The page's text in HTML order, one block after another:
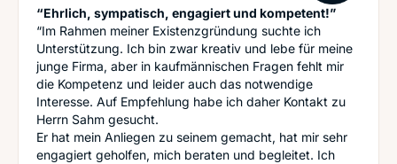
“Ehrlich, sympatisch, engagiert und kompetent!”
“Im Rahmen meiner Existenzgründung suchte ich
Unterstützung. Ich bin zwar kreativ und lebe für meine
junge Firma, aber in kaufmännischen Fragen fehlt mir
die Kompetenz und leider auch das notwendige
Interesse. Auf Empfehlung habe ich daher Kontakt zu
Herrn Sahm gesucht.
Er hat mein Anliegen zu seinem gemacht, hat mir sehr
engagiert geholfen, mich beraten und begleitet. Ich